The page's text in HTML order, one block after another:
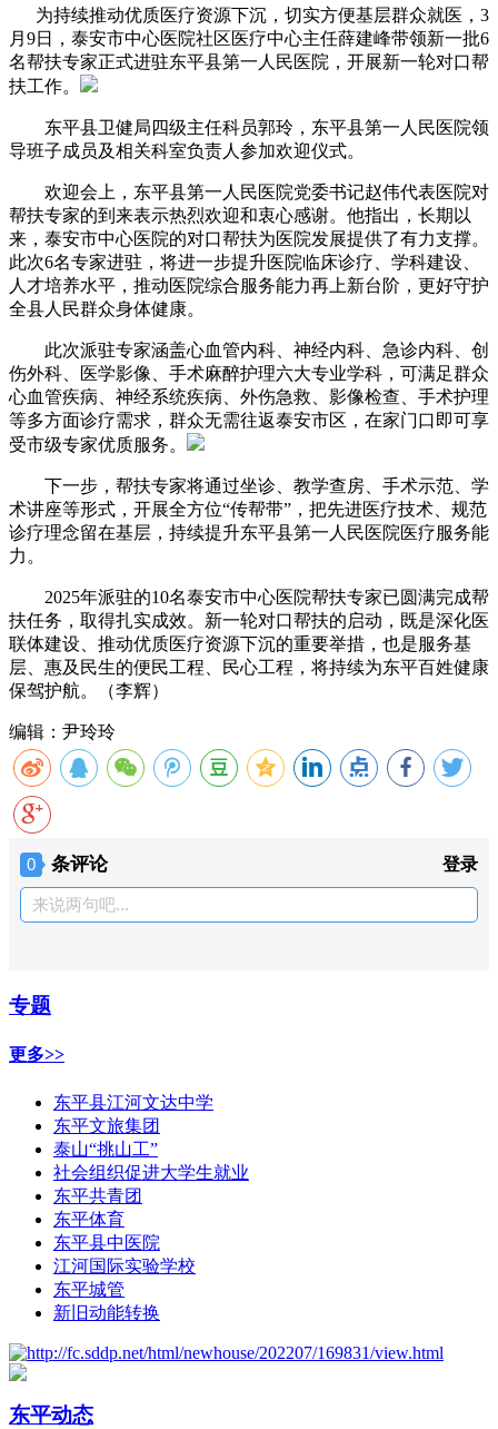
为持续推动优质医疗资源下沉，切实方便基层群众就医，3
月9日，泰安市中心医院社区医疗中心主任薛建峰带领新一批6
名帮扶专家正式进驻东平县第一人民医院，开展新一轮对口帮
扶工作。
东平县卫健局四级主任科员郭玲 ，东平县第一人民医院领
导班子成员及相关科室负责人参加欢迎仪式。
欢迎会上，东平县第一人民医院党委书记赵伟代表医院对
帮扶专家的到来表示热烈欢迎和衷心感谢。他指出，长期以
来，泰安市中心医院的对口帮扶为医院发展提供了有力支撑。
此次6名专家进驻，将进一步提升医院临床诊疗、学科建设、
人才培养水平，推动医院综合服务能力再上新台阶，更好守护
全县人民群众身体健康。
此次派驻专家涵盖心血管内科、神经内科、急诊内科、创
伤外科、医学影像、手术麻醉护理六大专业学科，可满足群众
心血管疾病、神经系统疾病、外伤急救、影像检查、手术护理
等多方面诊疗需求，群众无需往返泰安市区，在家门口即可享
受市级专家优质服务。
下一步，帮扶专家将通过坐诊、教学查房、手术示范、学
术讲座等形式，开展全方位“传帮带”，把先进医疗技术、规范
诊疗理念留在基层，持续提升东平县第一人民医院医疗服务能
力。
2025年派驻的10名泰安市中心医院帮扶专家已圆满完成帮
扶任务，取得扎实成效。新一轮对口帮扶的启动，既是深化医
联体建设、推动优质医疗资源下沉的重要举措，也是服务基
层、惠及民生的便民工程、民心工程，将持续为东平百姓健康
保驾护航。（李辉）
编辑：尹玲玲
0 条评论 登录
来说两句吧...
专题
更多>>
东平县江河文达中学
东平文旅集团
泰山“挑山工”
社会组织促进大学生就业
东平共青团
东平体育
东平县中医院
江河国际实验学校
东平城管
新旧动能转换
东平动态